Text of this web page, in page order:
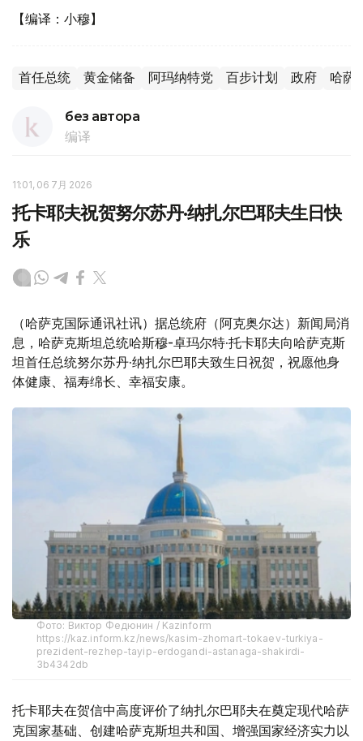
【编译：小穆】
首任总统 黄金储备 阿玛纳特党 百步计划 政府 哈萨
без автора
编译
11:01, 06 7月 2026
托卡耶夫祝贺努尔苏丹·纳扎尔巴耶夫生日快
乐
（哈萨克国际通讯社讯）据总统府（阿克奥尔达）新闻局消
息，哈萨克斯坦总统哈斯穆-卓玛尔特·托卡耶夫向哈萨克斯
坦首任总统努尔苏丹·纳扎尔巴耶夫致生日祝贺，祝愿他身
体健康、福寿绵长、幸福安康。
Фото: Виктор Федюнин / Kazinform
https://kaz.inform.kz/news/kasim-zhomart-tokaev-turkiya-
prezident-rezhep-tayip-erdogandi-astanaga-shakirdi-
3b4342db
托卡耶夫在贺信中高度评价了纳扎尔巴耶夫在奠定现代哈萨
克国家基础、创建哈萨克斯坦共和国、增强国家经济实力以